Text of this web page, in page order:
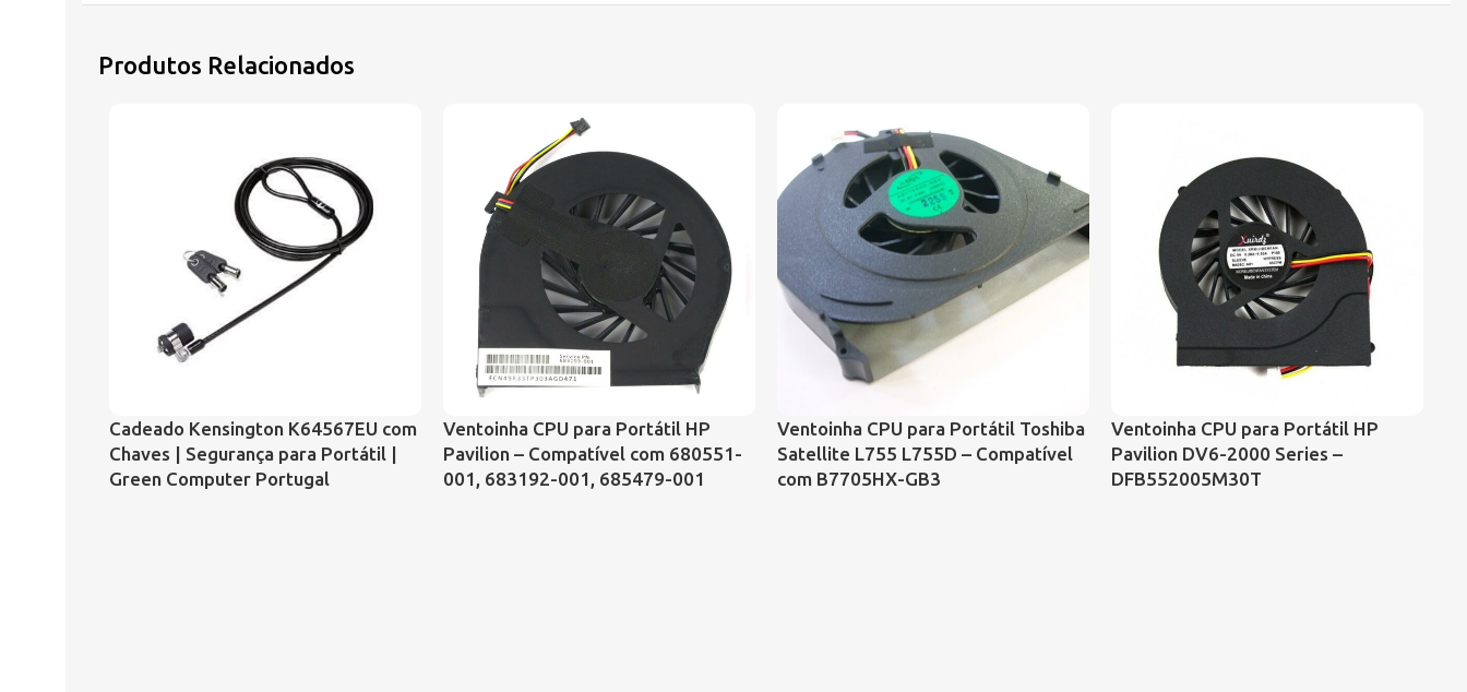
Produtos Relacionados
Cadeado Kensington K64567EU com
Chaves | Segurança para Portátil |
Green Computer Portugal
Ventoinha CPU para Portátil HP
Pavilion – Compatível com 680551-
001, 683192-001, 685479-001
Ventoinha CPU para Portátil Toshiba
Satellite L755 L755D – Compatível
com B7705HX-GB3
Ventoinha CPU para Portátil HP
Pavilion DV6-2000 Series –
DFB552005M30T